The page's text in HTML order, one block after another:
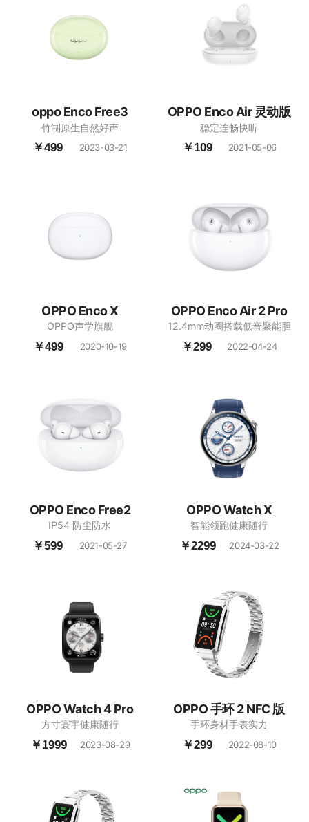
oppo Enco Free3
竹制原生自然好声
￥499 2023-03-21
OPPO Enco Air 灵动版
稳定连畅快听
￥109 2021-05-06
OPPO Enco X
OPPO声学旗舰
￥499 2020-10-19
OPPO Enco Air 2 Pro
12.4mm动圈搭载低音聚能胆
￥299 2022-04-24
OPPO Enco Free2
IP54 防尘防水
￥599 2021-05-27
OPPO Watch X
智能领跑健康随行
￥2299 2024-03-22
OPPO Watch 4 Pro
方寸寰宇健康随行
￥1999 2023-08-29
OPPO 手环 2 NFC 版
手环身材手表实力
￥299 2022-08-10